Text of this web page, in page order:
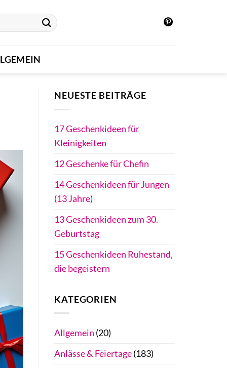
NEUESTE BEITRÄGE
17 Geschenkideen für
Kleinigkeiten
12 Geschenke für Chefin
14 Geschenkideen für Jungen
(13 Jahre)
13 Geschenkideen zum 30.
Geburtstag
15 Geschenkideen Ruhestand,
die begeistern
KATEGORIEN
Allgemein (20)
Anlässe & Feiertage(183)